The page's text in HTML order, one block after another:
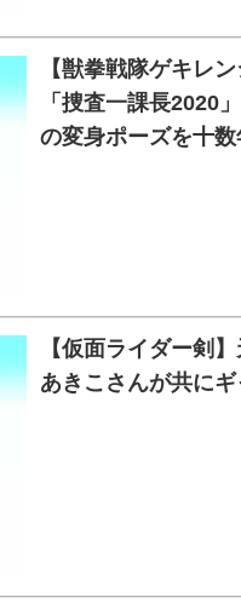
【獣拳戦隊ゲキレ
「捜査一課長2020
の変身ポーズを十
【仮面ライダー剣
あきこさんが共に